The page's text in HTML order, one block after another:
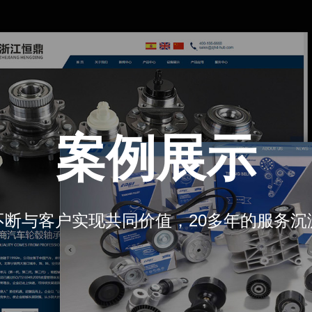
案例展示
断与客户实现共同价值，20多年的服务沉